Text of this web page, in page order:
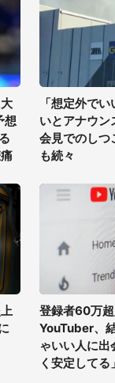
想
「想定外で
いとアナウン
会見でのしつ
も続々
登録者60万
YouTuber、
ゃいい人に
く安定してる」